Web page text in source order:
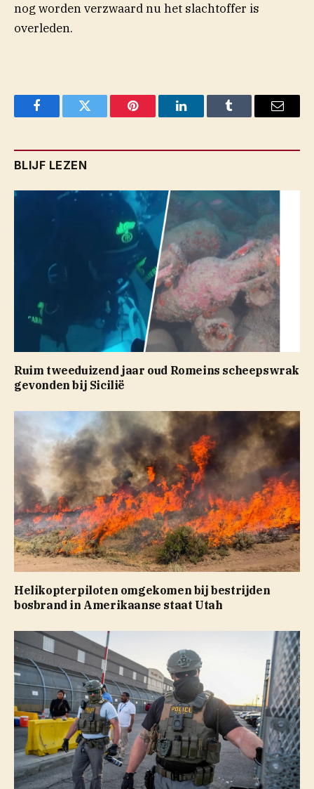
nog worden verzwaard nu het slachtoffer is
overleden.
FacebookTwitter Pinterest LinkedInTumblr Email
BLIJF LEZEN
Ruim tweeduizend jaar oud Romeins scheepswrak
gevonden bij Sicilië
Helikopterpiloten omgekomen bij bestrijden
bosbrand in Amerikaanse staat Utah